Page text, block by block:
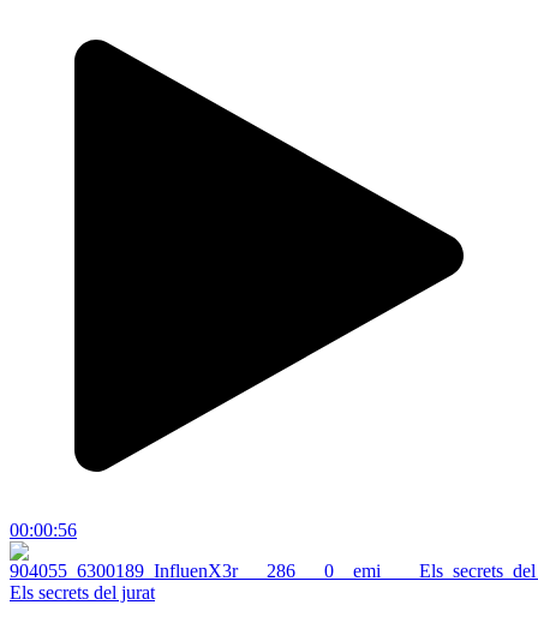
00:00:56
Els secrets del jurat